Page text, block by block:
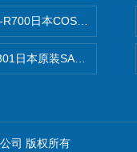
R700日本COSMO科斯莫
日本原装SANAI三爱旋
司 版权所有